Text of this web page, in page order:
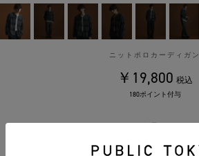
ニットポロカーディガン
￥19,800 税込
180ポイント付与
カラー